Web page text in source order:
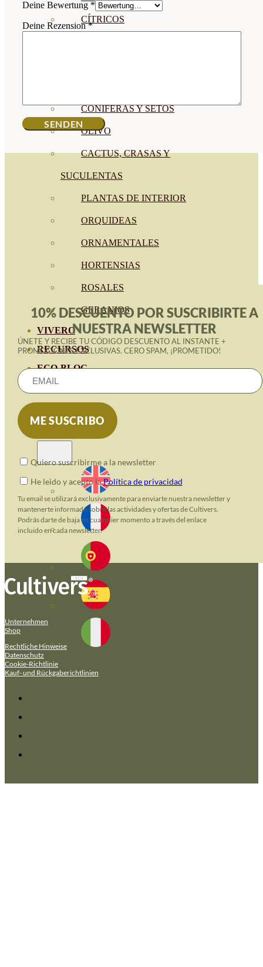
CÍTRICOS
CONÍFERAS Y SETOS
OLIVO
CACTUS, CRASAS Y
SUCULENTAS
PLANTAS DE INTERIOR
ORQUIDEAS
ORNAMENTALES
HORTENSIAS
ROSALES
GERANIOS
VIVERO
RECURSOS
ECO-BLOG
KONTAKT
Deine Bewertung *
Deine Rezension*
10% DESCUENTO POR SUSCRIBIRTE A
NUESTRA NEWSLETTER
ÚNETE Y RECIBE TU CÓDIGO DESCUENTO AL INSTANTE +
PROMOCIONES EXCLUSIVAS. CERO SPAM, ¡PROMETIDO!
Quiero suscribirme a la newsletter
He leido y acepto laPolítica de privacidad
Tu email se utilizará exclusivamente para enviarte nuestra newsletter y
mantenerte informado sobre las actividades y ofertas de Cultivers.
Podrás darte de baja en cualquier momento a través del enlace
incluido en cada newsletter.
Unternehmen
Shop
Rechtliche Hinweise
Datenschutz
Cookie-Richtlinie
Kauf- und Rückgaberichtlinien